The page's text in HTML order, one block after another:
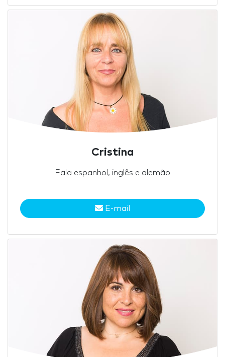
Cristina
Fala espanhol, inglês e alemão
E-mail